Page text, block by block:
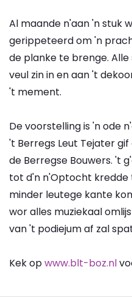
Al maande n'aan 'n stuk
gerippeteerd om 'n
de planke te brenge.
veul zin in en aan 't
't mement.
De voorstelling is 'n ode
't Berregs Leut Tejater gif
de Berregse Bouwers. 't
tot d'n n'Optocht kredde
minder leutege kante
wor alles muziekaal
van 't podiejum af zal
Kek opwww.blt-boz.nl